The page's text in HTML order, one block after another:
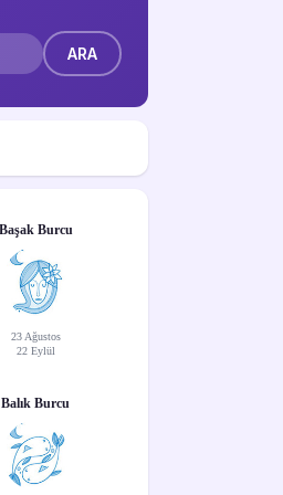
Başak Burcu
23 Ağustos
22 Eylül
Balık Burcu